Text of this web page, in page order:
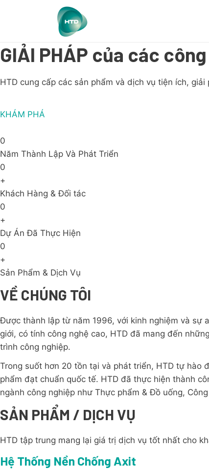
GIẢI PHÁP của các
HTD cung cấp các sản phẩm và dịch vụ tiện ích,
KHÁM PHÁ
0
Năm Thành Lập Và Phát Triển
0
+
Khách Hàng & Đối tác
0
+
Dự Án Đã Thực Hiện
0
+
Sản Phẩm & Dịch Vụ
VỀ CHÚNG TÔI
Được thành lập từ năm 1996, với kinh nghiệm và sự
giới, có tính công nghệ cao, HTD đã mang đến
trình công nghiệp.
Trong suốt hơn 20 tồn tại và phát triển, HTD tự hào
phẩm đạt chuẩn quốc tế. HTD đã thực hiện thành
ngành công nghiệp như Thực phẩm & Đồ uống,
SẢN PHẨM / DỊCH VỤ
HTD tập trung mang lại giá trị dịch vụ tốt nhất cho
Hệ Thống Nền Chống Axit